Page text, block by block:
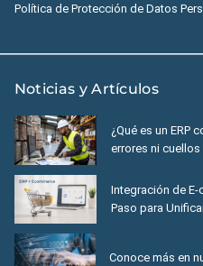
Política de Protección de Datos
Noticias y Artículos
¿Qué es un ERP
errores ni
Integración de E-
Paso para
Conoce más en